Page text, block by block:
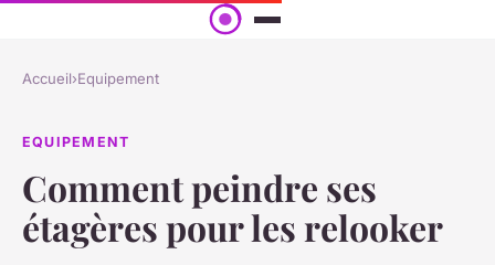
Accueil›Equipement
EQUIPEMENT
Comment peindre ses
étagères pour les relooker